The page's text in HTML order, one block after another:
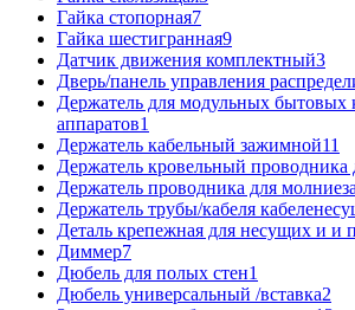
Гайка стопорная7
Гайка шестигранная9
Датчик движения комплектный3
Дверь/панель управления
Держатель для модульных
аппаратов1
Держатель кабельный зажимной11
Держатель кровельный
Держатель проводника для
Держатель трубы/кабеля
Деталь крепежная для несущих и и
Диммер7
Дюбель для полых стен1
Дюбель универсальный /вставка2